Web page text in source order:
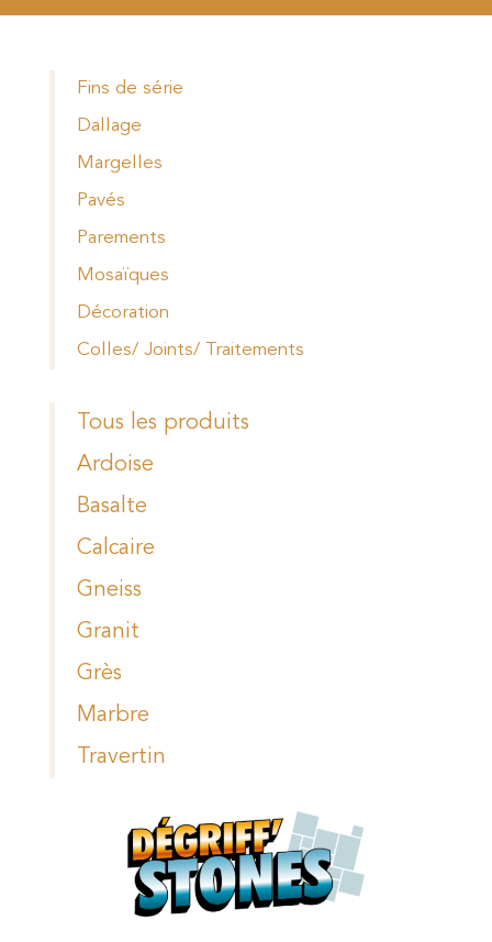
Fins de série
Dallage
Margelles
Pavés
Parements
Mosaïques
Décoration
Colles/ Joints/ Traitements
Tous les produits
Ardoise
Basalte
Calcaire
Gneiss
Granit
Grès
Marbre
Travertin